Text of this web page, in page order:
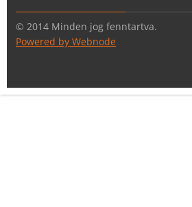
© 2014 Minden jog fenntartva.
Powered by Webnode